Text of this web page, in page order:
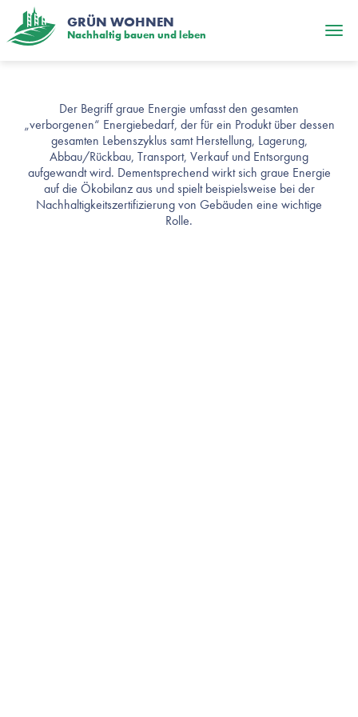
GRÜN WOHNEN
Nachhaltig bauen und leben
Graue
Energie
Der Begriff graue Energie umfasst den gesamten
„verborgenen“ Energiebedarf, der für ein Produkt über dessen
gesamten Lebenszyklus samt Herstellung, Lagerung,
Abbau/Rückbau, Transport, Verkauf und Entsorgung
aufgewandt wird. Dementsprechend wirkt sich graue Energie
auf die Ökobilanz aus und spielt beispielsweise bei der
Nachhaltigkeitszertifizierung von Gebäuden eine wichtige
Rolle.